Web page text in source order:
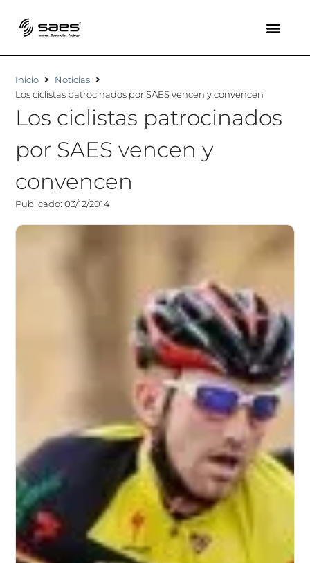
Inicio
Noticias
Los ciclistas patrocinados por SAES vencen y convencen
Los ciclistas patrocinados
por SAES vencen y
convencen
Publicado: 03/12/2014